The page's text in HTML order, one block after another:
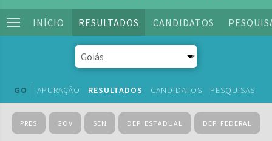
INÍCIO RESULTADOS CANDIDATOS
GO APURAÇÃO RESULTADOS CANDIDATOS PESQUISAS
PRES GOV SEN DEP. ESTADUAL DEP. FEDERAL